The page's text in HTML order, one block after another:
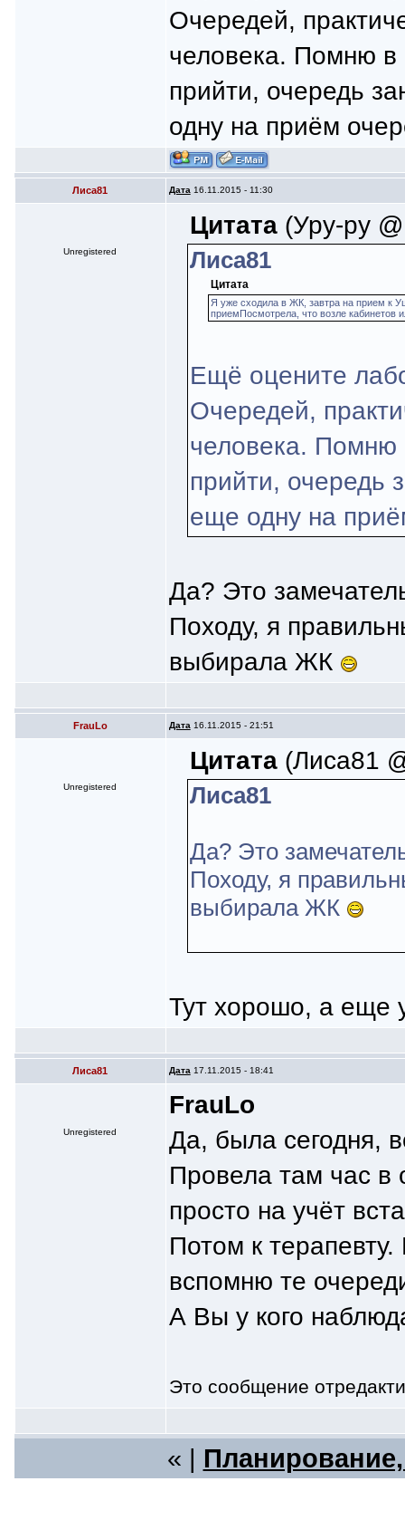
Очередей,
человека. Помню в
прийти, очередь
одну на приём
Лиса81 Дата 16.11.2015 - 11:30
Unregistered
Цитата (Уру-ру
Лиса81
Цитата
Я уже сходила в ЖК, завтра на прием к
приемПосмотрела, что возле кабинетов
Ещё оцените
Очередей,
человека. Помню
прийти, очередь
еще одну на
Да? Это
Походу, я
выбирала ЖК
FrauLo Дата 16.11.2015 - 21:51
Unregistered
Цитата (Лиса81
Лиса81
Да? Это
Походу, я
выбирала ЖК
Тут хорошо, а еще
Лиса81 Дата 17.11.2015 - 18:41
Unregistered
FrauLo
Да, была сегодня,
Провела там час в
просто на учёт
Потом к
вспомню те
А Вы у кого
Это сообщение
« |